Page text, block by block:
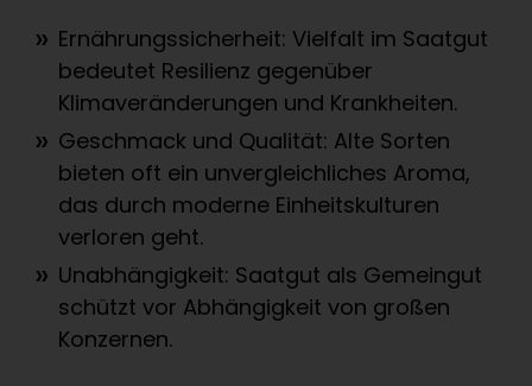
Ernährungssicherheit: Vielfalt im Saatgut
bedeutet Resilienz gegenüber
Klimaveränderungen und Krankheiten.
Geschmack und Qualität: Alte Sorten
bieten oft ein unvergleichliches Aroma,
das durch moderne Einheitskulturen
verloren geht.
Unabhängigkeit: Saatgut als Gemeingut
schützt vor Abhängigkeit von großen
Konzernen.